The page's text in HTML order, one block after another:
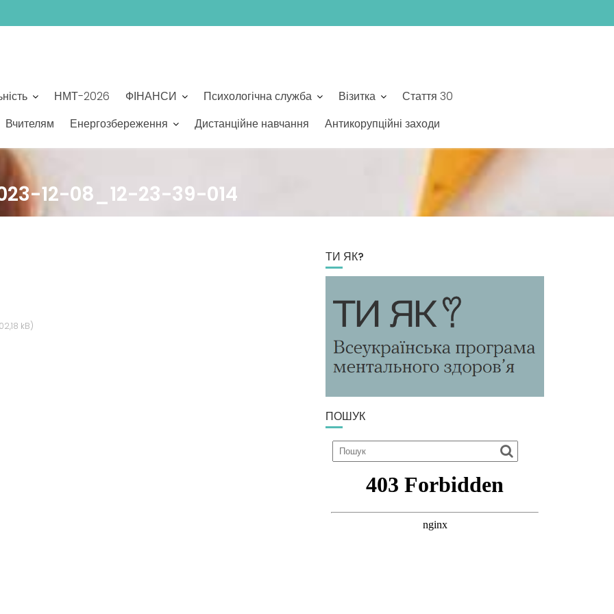
НМТ-2026 ФІНАНСИ Психологічна служба Візитка
Стаття 30
Вчителям Енергозбереження Дистанційне навчання Антикорупційні заходи
12-08_12-23-39-014
ТИ ЯК?
ПОШУК